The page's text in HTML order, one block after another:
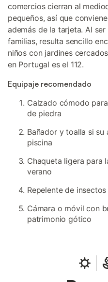
comercios cierran al
pequeños, así que
además de la tarjeta. Al
familias, resulta sencillo
niños con jardines
en Portugal es el 112.
Equipaje recomendado
Calzado cómodo
de piedra
Bañador y toalla si
piscina
Chaqueta ligera para
verano
Repelente de
Cámara o móvil con
patrimonio gótico